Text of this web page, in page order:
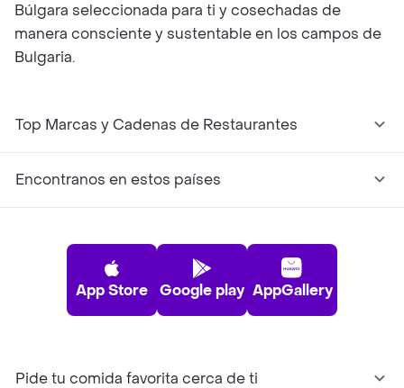
Búlgara seleccionada para ti y cosechadas de
manera consciente y sustentable en los campos de
Bulgaria.
Top Marcas y Cadenas de Restaurantes
Encontranos en estos países
App Store Google play AppGallery
Pide tu comida favorita cerca de ti